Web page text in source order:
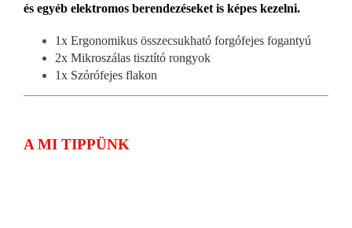
és egyéb elektromos berendezéseket is képes kezelni.
1x Ergonomikus összecsukható forgófejes fogantyú
2x Mikroszálas tisztító rongyok
1x Szórófejes flakon
A MI TIPPÜNK